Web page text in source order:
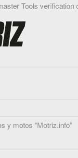
Tools verification
y motos “Motriz.info”